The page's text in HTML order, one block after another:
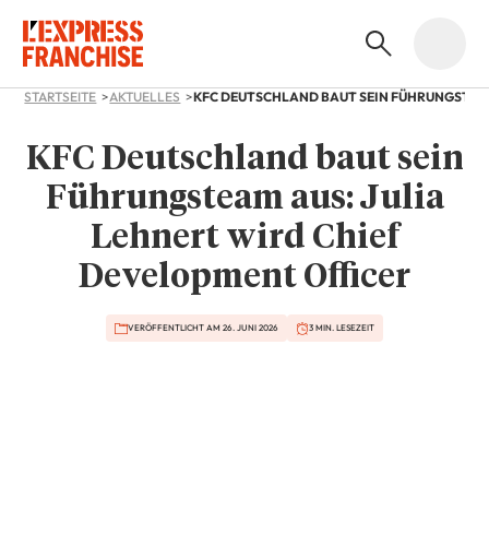
STARTSEITE AKTUELLES
KFC Deutschland baut sein
Führungsteam aus: Julia
Lehnert wird Chief
Development Officer
VERÖFFENTLICHT AM 26. JUNI 2026 3 MIN. LESEZEIT